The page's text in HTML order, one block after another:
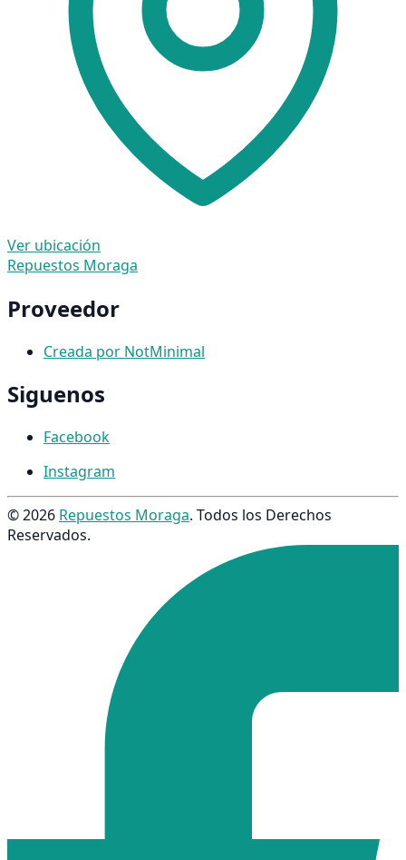
Ver ubicación
Repuestos Moraga
Proveedor
Creada por NotMinimal
Siguenos
Facebook
Instagram
© 2026 Repuestos Moraga. Todos los Derechos
Reservados.